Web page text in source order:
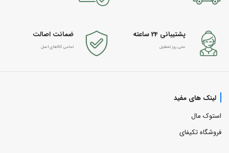
پشتیبانی 24 ساعته
حتی روز تعطیل
ضمانت اصالت
تمامی کالاهای اصل
لینک های مفید
استوک مال
فروشگاه تکیفای